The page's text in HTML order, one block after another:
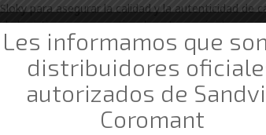
para asegurar la calidad y la autenticidad de
logística para garantizar la entrega rápida y
brindarte una experiencia de compra
Industriales con las
en el sector industrial en Arakil. Descubre más
Les informamos que
distribuidores
autorizados de
Coromant